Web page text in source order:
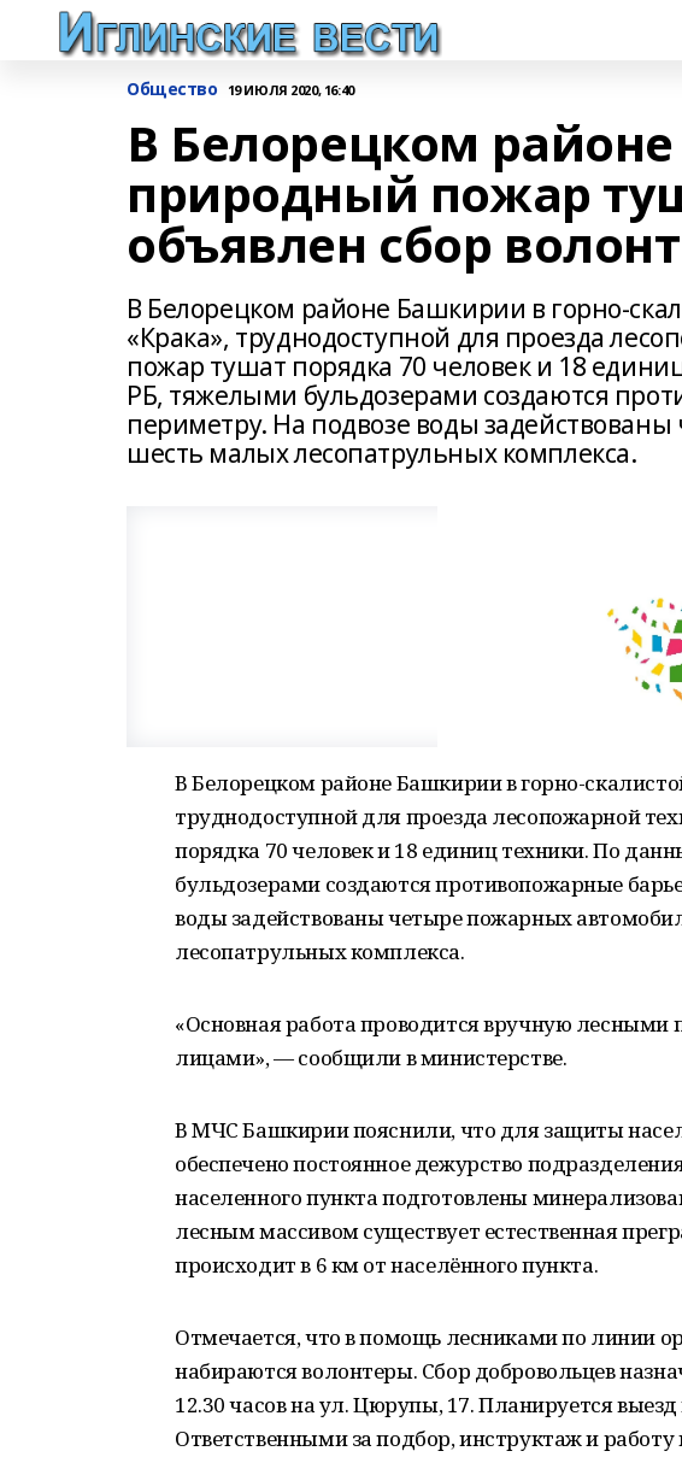
Общество 19 ИЮЛЯ 2020, 16:40
В Белорецком
природный пожар
объявлен сбор
В Белорецком районе Башкирии в горно-
«Крака», труднодоступной для проезда
пожар тушат порядка 70 человек и 18
РБ, тяжелыми бульдозерами создаются
периметру. На подвозе воды
шесть малых лесопатрульных комплекса.
В Белорецком районе Башкирии в горно-
труднодоступной для проезда лесопожарной
порядка 70 человек и 18 единиц техники. По
бульдозерами создаются противопожарные
воды задействованы четыре пожарных
лесопатрульных комплекса.
«Основная работа проводится вручную
лицами», — сообщили в министерстве.
В МЧС Башкирии пояснили, что для защиты
обеспечено постоянное дежурство
населенного пункта подготовлены
лесным массивом существует естественная
происходит в 6 км от населённого пункта.
Отмечается, что в помощь лесниками по линии
набираются волонтеры. Сбор добровольцев
12.30 часов на ул. Цюрупы, 17. Планируется
Ответственными за подбор, инструктаж и